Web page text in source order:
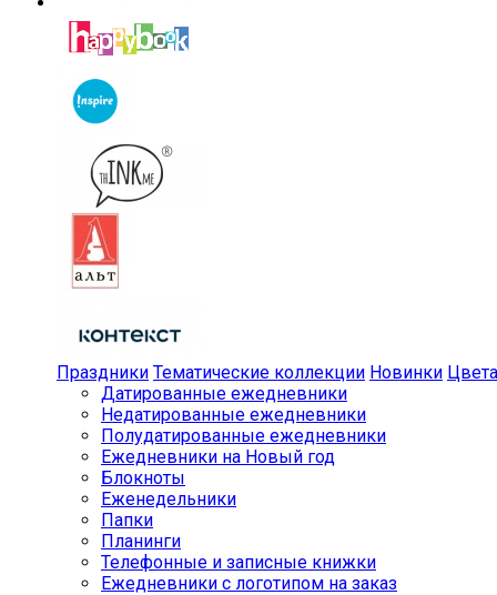
Праздники Тематические коллекции Новинки Цвета
Датированные ежедневники
Недатированные ежедневники
Полудатированные ежедневники
Ежедневники на Новый год
Блокноты
Еженедельники
Папки
Планинги
Телефонные и записные книжки
Ежедневники с логотипом на заказ